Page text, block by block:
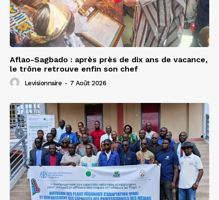
Aflao-Sagbado : après près de dix ans de vacance,
le trône retrouve enfin son chef
Levisionnaire - 7 Août 2026